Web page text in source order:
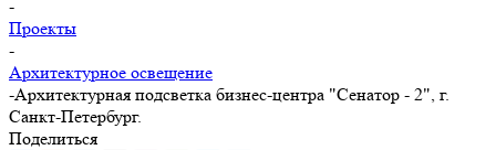
-
Проекты
-
Архитектурное освещение
-Архитектурная подсветка бизнес-центра "Сенатор - 2", г.
Санкт-Петербург.
Поделиться